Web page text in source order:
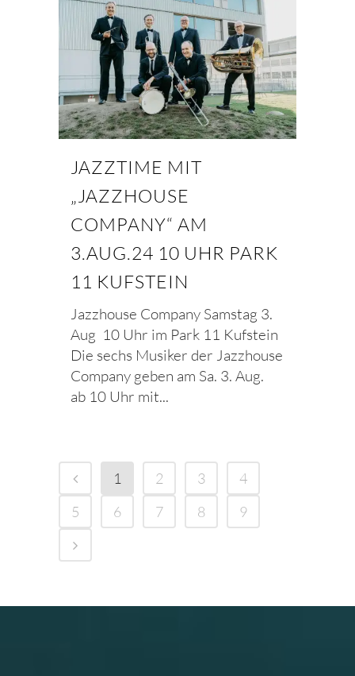
JAZZTIME MIT
„JAZZHOUSE
COMPANY“ AM
3.AUG.24 10 UHR PARK
11 KUFSTEIN
Jazzhouse Company Samstag 3.
Aug 10 Uhr im Park 11 Kufstein
Die sechs Musiker der Jazzhouse
Company geben am Sa. 3. Aug.
ab 10 Uhr mit...
1 2 3
4
5
6 7 8 9